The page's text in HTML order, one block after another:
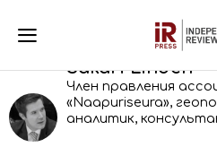
Sakari Linden
Член правления
«Naapuriseura»,
аналитик,